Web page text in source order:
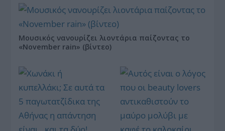
Μουσικός νανουρίζει λιοντάρια παίζοντας το
«November rain» (βίντεο)